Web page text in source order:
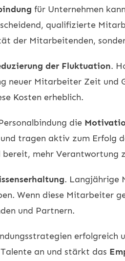
für Unternehmen
qualifizierte
der Mitarbeitenden,
der Fluktuation.
neuer Mitarbeiter Zeit und
Kosten erheblich.
die
tragen aktiv zum Erfolg
bereit, mehr Verantwortung
. Langjährige
Wenn diese Mitarbeiter
und Partnern.
erfolgreich
an und stärkt das